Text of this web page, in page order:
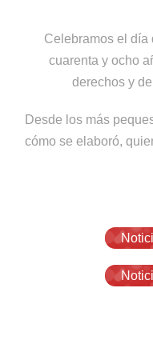
Celebramos el día
cuarenta y ocho
derechos y
Desde los más
cómo se elaboró,